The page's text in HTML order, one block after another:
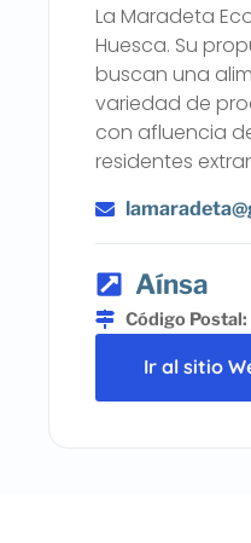
La Maradeta
Huesca. Su
buscan una
variedad de
con afluencia
residentes
Aínsa
Código
Ir al sitio